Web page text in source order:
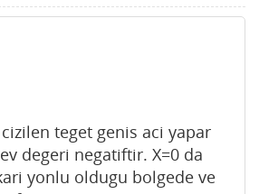
teget genis aci yapar
degeri negatiftir. X=0 da
yonlu oldugu bolgede ve